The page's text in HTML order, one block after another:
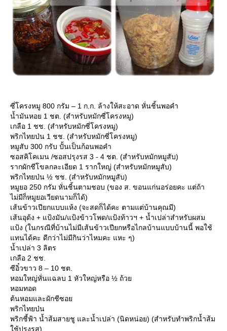
ซี่โครงหมู 800 กรัม – 1 ก.ก. ล้างให้สะอาด หั่นชิ้นพอคำ
น้ำมันหอย 1 ชต. (สำหรับหมักซี่โครงหมู)
เกลือ 1 ชช. (สำหรับหมักซี่โครงหมู)
พริกไทยป่น 1 ชช. (สำหรับหมักซี่โครงหมู)
หมูสับ 300 กรับ ปั้นเป็นก้อนพอคำ
ซอสคิโคเมน /ซอสปรุงรส 3 - 4 ชต. (สำหรับหมักหมูสับ)
รากผักชีโขลกละเอียด 1 รากใหญ่ (สำหรับหมักหมูสับ)
พริกไทยป่น ½ ชช. (สำหรับหมักหมูสับ)
หมูยอ 250 กรัม หั่นชิ้นตามชอบ (ของ ส. ขอนแก่นอร่อยคะ แต่ถ้า
ไม่มีก็หมูยอเวียดนามก็ได้)
เส้นข้าวเปียกแบบแห้ง (จะสดก็ได้คะ ตามแต่บ้านคุณมี)
เส้นอุด้ง + แป้งมัน/แป้งข้าวโพด/แป้งท้าวฯ + น้ำเปล่าสำหรับผสม
ป้ง (ในกรณีที่บ้านไม่มีเส้นข้าวเปียกหรือไกลบ้านแบบบ้านนี้ พอใช้
ทนได้คะ ดีกว่าไม่มีกินว่าไหมคะ แหะ ๆ)
น้ำเปล่า 3 ลิตร
เกลือ 2 ชช.
ซีอิ๋วขาว 8 – 10 ชต.
หอมใหญ่หั่นแฉลบ 1 หัวใหญ่หรือ ½ ถ้ว
หอมทอด
ต้นหอมและผักชีซอ
พริกไทยป่น
พริกชี้ฟ้า น้ำส้มสายชู และน้ำเปล่า (นิดหน่อย) (สำหรับทำพริกน้ำส้ม
ช้ปรุงรส)